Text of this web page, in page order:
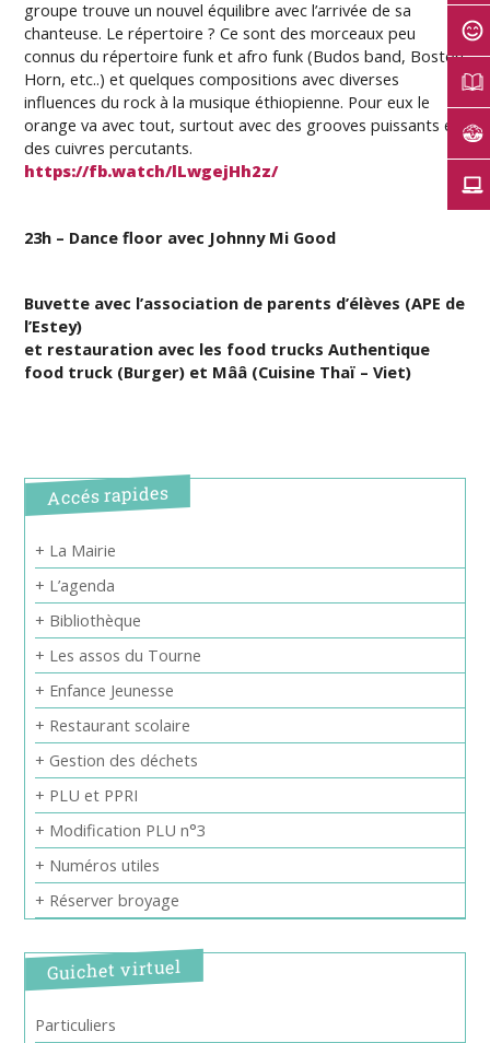
groupe trouve un nouvel équilibre avec l’arrivée de sa
chanteuse. Le répertoire ? Ce sont des morceaux peu
connus du répertoire funket afro funk (Budos band, Boston
Horn, etc..) et quelques compositionsavec diverses
influences du rock à la musique éthiopienne. Pour eux le
orange va avec tout, surtout avec des grooves puissants et
des cuivres percutants.
https://fb.watch/lLwgejHh2z/
23h – Dance floor avec Johnny Mi Good
Buvette avec l’association de parents d’élèves (APE de
l’Estey)
et restauration avec les food trucks Authentique
food truck (Burger) et Mââ (Cuisine Thaï – Viet)
Accés rapides
+ La Mairie
+ L’agenda
+ Bibliothèque
+ Les assos du Tourne
+ Enfance Jeunesse
+ Restaurant scolaire
+ Gestion des déchets
+ PLU et PPRI
+ Modification PLU n°3
+ Numéros utiles
+ Réserver broyage
Guichet virtuel
Particuliers